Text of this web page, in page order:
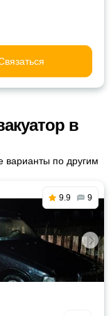
в
варианты по другим
9.9 9